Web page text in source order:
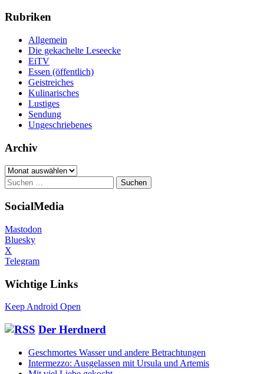
Rubriken
Allgemein
Die gekachelte Leseecke
EiTV
Essen (öffentlich)
Geistreiches
Kulinarisches
Lustiges
Sendung
Ungeschriebenes
Archiv
Archiv
Suchen
nach:
SocialMedia
Mastodon
Bluesky
X
Telegram
Wichtige Links
Keep Android Open
Der Herdnerd
Geschmortes Wasser und andere Betrachtungen
Intermezzo: Ausgelassen mit Ursula und Artemis